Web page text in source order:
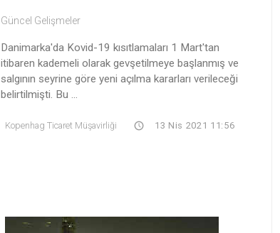
Güncel Gelişmeler
Danimarka'da Kovid-19 kısıtlamaları 1 Mart'tan
itibaren kademeli olarak gevşetilmeye başlanmış ve
salgının seyrine göre yeni açılma kararları verileceği
belirtilmişti. Bu ...
Kopenhag Ticaret Müşavirliği 13 Nis 2021 11:56